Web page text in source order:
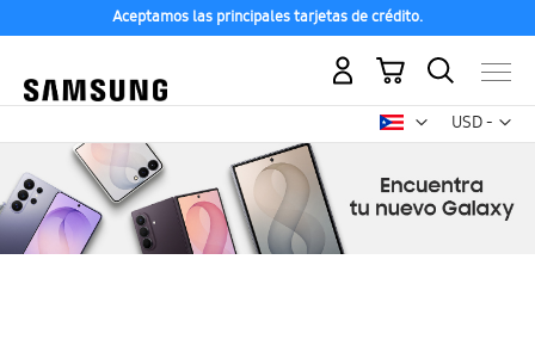
Aceptamos las principales tarjetas de crédito.
USD -
dólar
Mi carrito